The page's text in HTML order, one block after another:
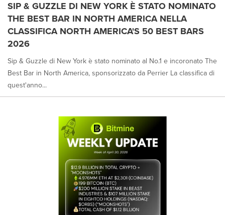
SIP & GUZZLE DI NEW YORK È STATO NOMINATO
THE BEST BAR IN NORTH AMERICA NELLA
CLASSIFICA NORTH AMERICA'S 50 BEST BARS
2026
Sip & Guzzle di New York è stato nominato al No.1 e incoronato The
Best Bar in North America, sponsorizzato da Perrier La classifica di
quest'anno...